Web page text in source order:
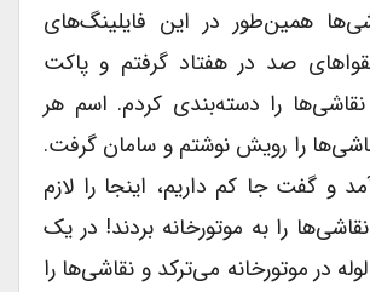
همین‌طور در این فایلینگ‌های
صد در هفتاد گرفتم و پاکت
را دسته‌بندی کردم. اسم هر
را رویش نوشتم و سامان گرفت.
و گفت جا کم داریم، اینجا را لازم
نقاشی‌ها را به موتورخانه بردند! در یک
در موتورخانه می‌ترکد و نقاشی‌ها را